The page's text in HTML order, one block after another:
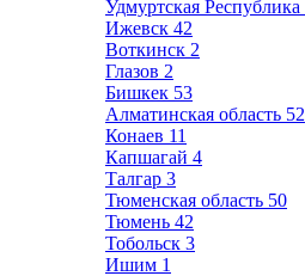
Удмуртская Республика
Ижевск 42
Воткинск 2
Глазов 2
Бишкек 53
Алматинская область 52
Конаев 11
Капшагай 4
Талгар 3
Тюменская область 50
Тюмень 42
Тобольск 3
Ишим 1